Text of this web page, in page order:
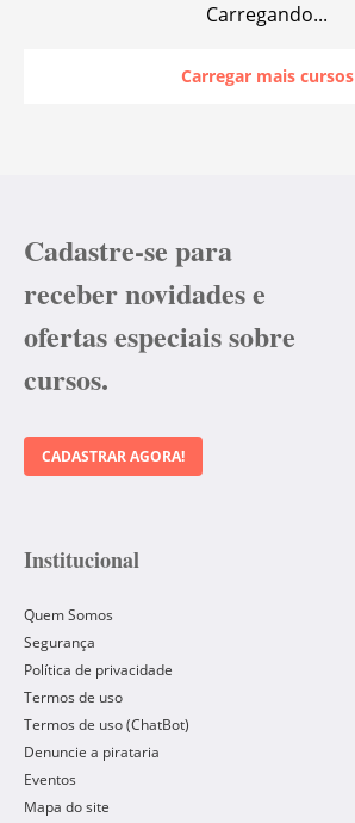
Carregando...
Carregar mais cursos
Cadastre-se para
receber novidades e
ofertas especiais sobre
cursos.
CADASTRAR AGORA!
Institucional
Quem Somos
Segurança
Política de privacidade
Termos de uso
Termos de uso (ChatBot)
Denuncie a pirataria
Eventos
Mapa do site